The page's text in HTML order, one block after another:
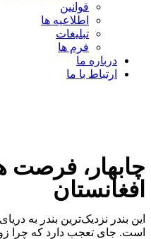
قوانین
اطلاعیه ها
تبلیغات
فرم ها
درباره ما
ارتباط با ما
چابهار، فرصت
افغانستان
این بندر نزدیک‌ترین بندر به
است. جای تعجب دارد که چرا